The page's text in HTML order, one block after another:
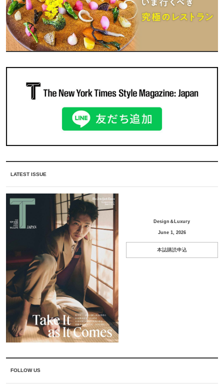
LATEST ISSUE
Design＆Luxury
June 1, 2026
本誌購読申込
FOLLOW US